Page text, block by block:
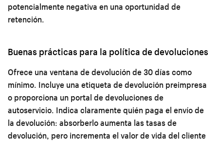
potencialmente negativa en una oportunidad de
retención.
Buenas prácticas para la política de devoluciones
Ofrece una ventana de devolución de 30 días como
mínimo. Incluye una etiqueta de devolución preimpresa
o proporciona un portal de devoluciones de
autoservicio. Indica claramente quién paga el envío de
la devolución: absorberlo aumenta las tasas de
devolución, pero incrementa el valor de vida del cliente